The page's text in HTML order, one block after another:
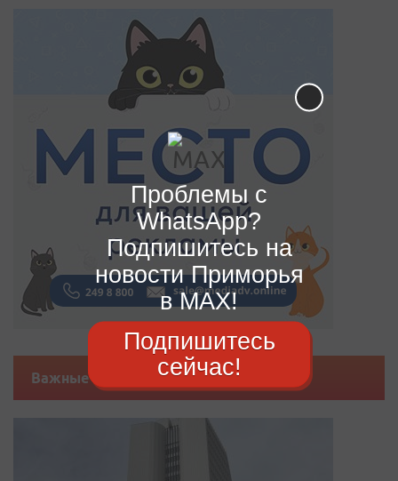
Важные новости
Проблемы с
WhatsApp?
Подпишитесь на
новости Приморья
в MAX!
Подпишитесь
сейчас!